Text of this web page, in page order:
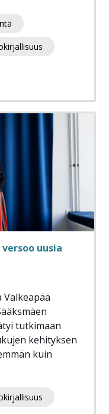
uusia
tutkimaan
kehityksen
kuin